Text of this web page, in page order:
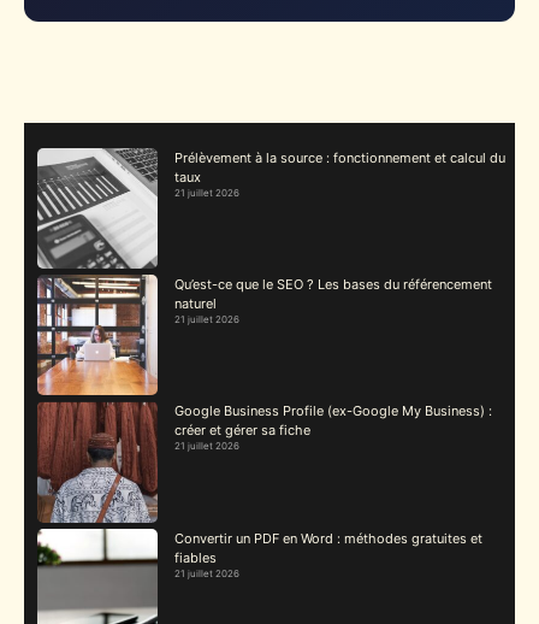
Prélèvement à la source : fonctionnement et calcul du
taux
21 juillet 2026
Qu’est-ce que le SEO ? Les bases du référencement
naturel
21 juillet 2026
Google Business Profile (ex-Google My Business) :
créer et gérer sa fiche
21 juillet 2026
Convertir un PDF en Word : méthodes gratuites et
fiables
21 juillet 2026